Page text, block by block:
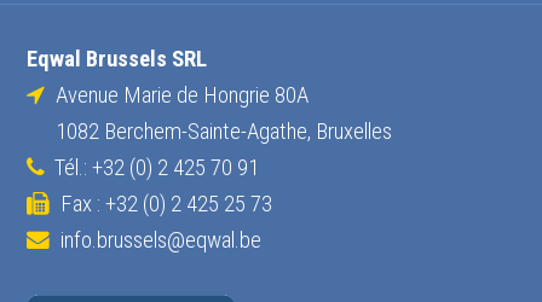
Eqwal Brussels SRL
Avenue Marie de Hongrie 80A
1082 Berchem-Sainte-Agathe, Bruxelles
Tél.: +32 (0) 2 425 70 91
Fax : +32 (0) 2 425 25 73
info.brussels@eqwal.be